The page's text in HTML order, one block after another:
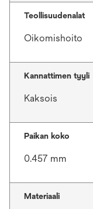
Teollisuudenalat
Oikomishoito
Kannattimen tyyli
Kaksois
Paikan koko
0.457 mm
Materiaali